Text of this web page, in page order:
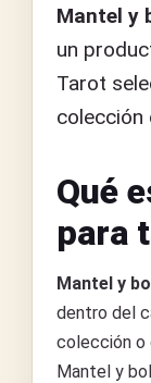
Mantel y
un
Tarot
colección
Qué
para
Mantel y
dentro del
colección o
Mantel y